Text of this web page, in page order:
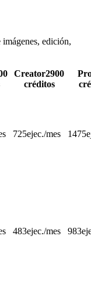
edición,
Creator2900
créditos
725ejec./mes 1475
483ejec./mes 983